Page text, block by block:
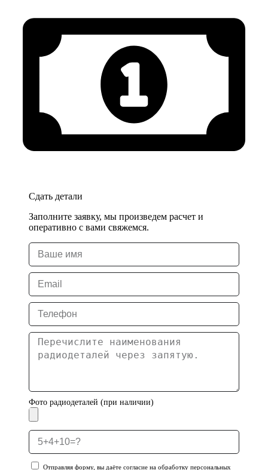
Сдать детали
Заполните заявку, мы произведем расчет и
оперативно с вами свяжемся.
Фото радиодеталей (при наличии)
Отправляя форму, вы даёте согласие на обработку персональных